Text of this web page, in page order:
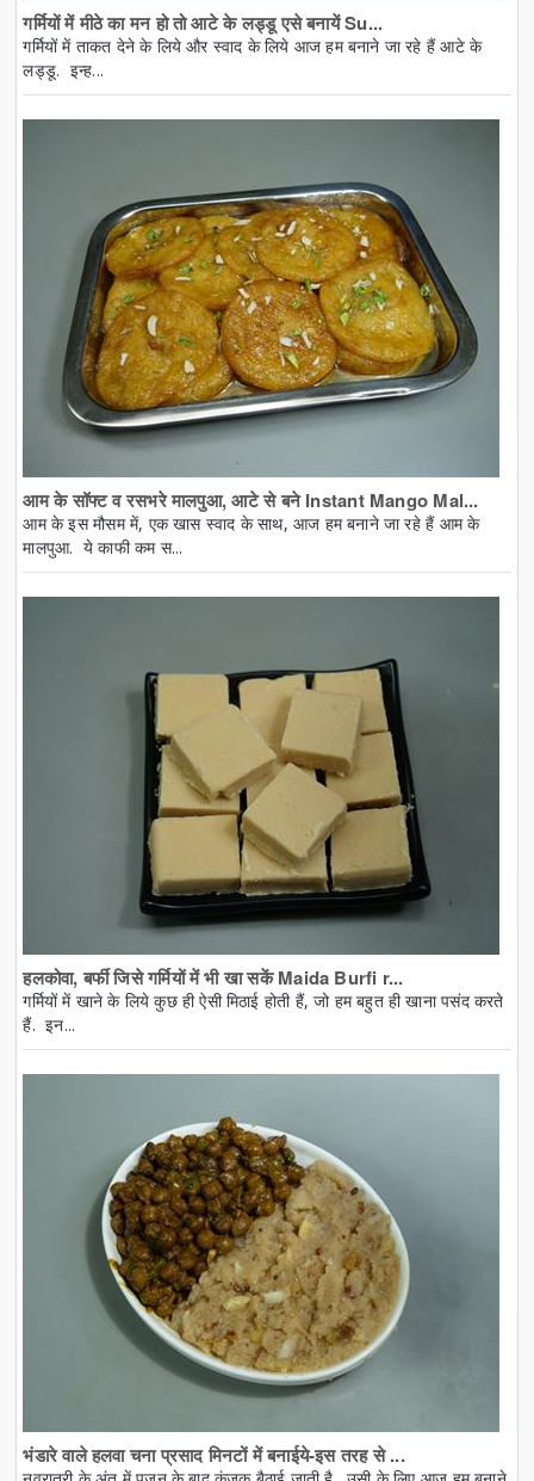
गर्मियों में मीठे का मन हो तो आटे के लड्डू एसे बनायें Su...
गर्मियों में ताकत देने के लिये और स्वाद के लिये आज हम बनाने जा रहे हैं आटे के
लड्डू. इन्ह...
आम के सॉफ्ट व रसभरे मालपुआ, आटे से बने Instant Mango Mal...
आम के इस मौसम में, एक खास स्वाद के साथ, आज हम बनाने जा रहे हैं आम के
मालपुआ. ये काफी कम स...
हलकोवा, बर्फी जिसे गर्मियों में भी खा सकें Maida Burfi r...
गर्मियों में खाने के लिये कुछ ही ऐसी मिठाई होती हैं, जो हम बहुत ही खाना पसंद करते
हैं. इन...
भंडारे वाले हलवा चना प्रसाद मिनटों में बनाईये-इस तरह से ...